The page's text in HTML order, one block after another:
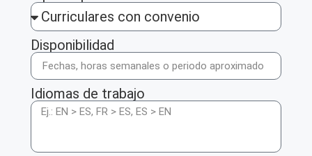
Disponibilidad
Idiomas de trabajo